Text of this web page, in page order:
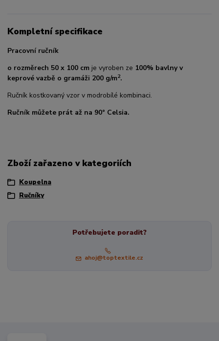
Kompletní specifikace
Pracovní ručník
o rozměrech 50 x 100 cm je vyroben ze 100% bavlny v
keprové vazbě o gramáži 200 g/m2.
Ručník kostkovaný vzor v modrobílé kombinaci.
Ručník můžete prát až na 90° Celsia.
Zboží zařazeno v kategoriích
Koupelna
Ručníky
Potřebujete poradit?
ahoj@toptextile.cz